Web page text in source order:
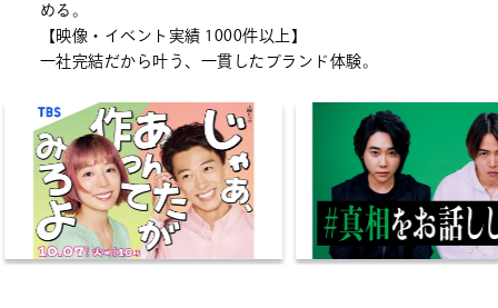
める。
【映像・イベント実績 1000件以上】
一社完結だから叶う、一貫したブランド体験。